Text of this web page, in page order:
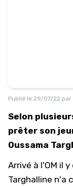
Publié le 29/07/22 par
Selon
prêter son
Oussama
Arrivé à l'OM il
Targhalline n'a